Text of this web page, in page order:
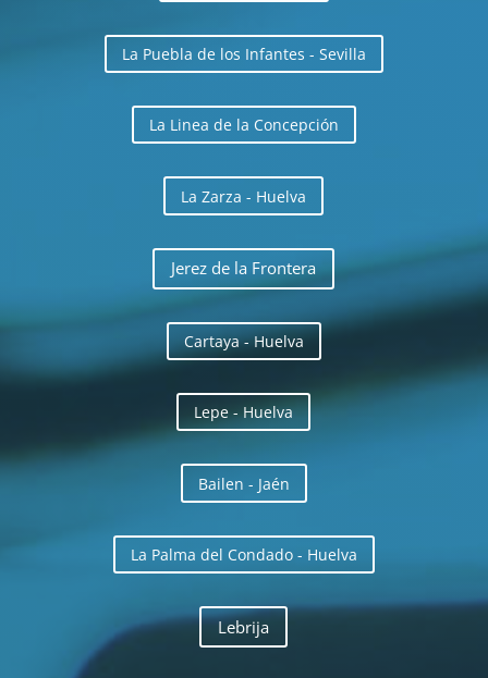
La Puebla de los Infantes - Sevilla
La Linea de la Concepción
La Zarza - Huelva
Jerez de la Frontera
Cartaya - Huelva
Lepe - Huelva
Bailen - Jaén
La Palma del Condado - Huelva
Lebrija